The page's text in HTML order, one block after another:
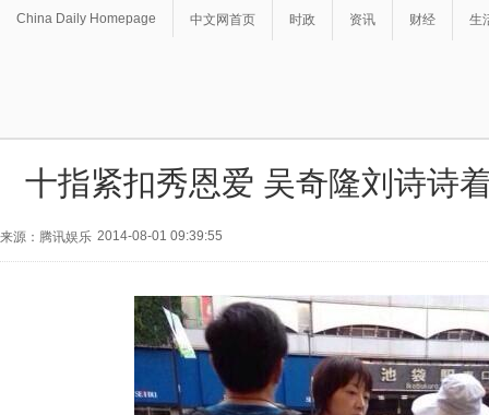
China Daily Homepage 中文网首页 时政 资讯 财经 生
十指紧扣秀恩爱 吴奇隆刘诗诗
来源：腾讯娱乐 2014-08-01 09:39:55